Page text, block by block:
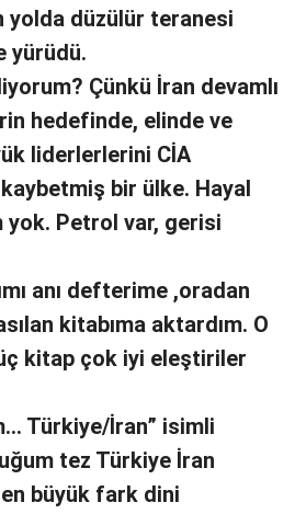
yolda düzülür teranesi
yürüdü.
Çünkü İran devamlı
hedefinde, elinde ve
liderlerlerini CİA
bir ülke. Hayal
yok. Petrol var, gerisi
anı defterime ,oradan
kitabıma aktardım. O
üç kitap çok iyi eleştiriler
Türkiye/İran” isimli
tez Türkiye İran
büyük fark dini